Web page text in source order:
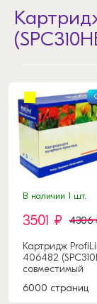
В наличии 1 шт.
3501 ₽ 4306
Картридж
406482
совместимый
6000 страниц